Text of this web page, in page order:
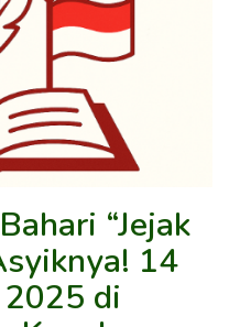
“Jejak
14
di